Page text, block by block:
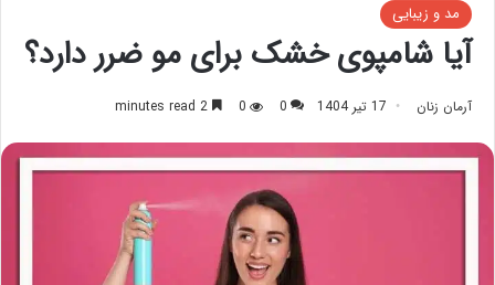
مد و زیبایی
آیا شامپوی خشک برای مو ضرر دارد؟
آرمان زنان 17 تیر 1404 0
0